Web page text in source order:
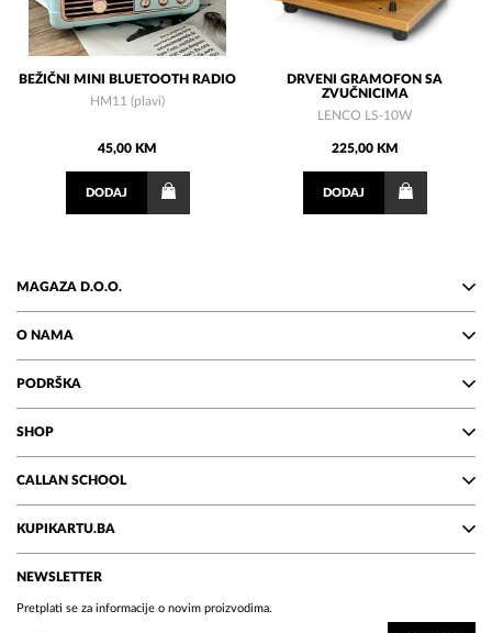
BEŽIČNI MINI BLUETOOTH RADIO
HM11 (plavi)
45,00 KM
DODAJ
DRVENI GRAMOFON SA
ZVUČNICIMA
LENCO LS-10W
225,00 KM
DODAJ
MAGAZA D.O.O.
O NAMA
PODRŠKA
SHOP
CALLAN SCHOOL
KUPIKARTU.BA
NEWSLETTER
Pretplati se za informacije o novim proizvodima.